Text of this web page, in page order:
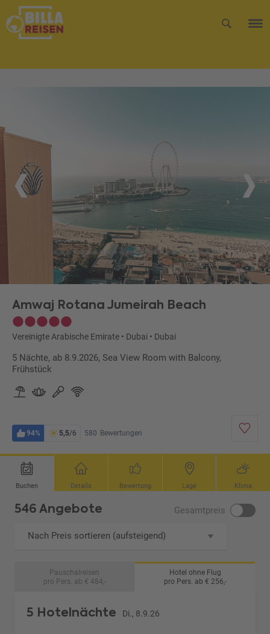
Amwaj Rotana Jumeirah Beach
Vereinigte Arabische Emirate • Dubai • Dubai
5 Nächte, ab 8.9.2026, Sea View Room with Balcony,
Frühstück
94% 5,5/6 580 Bewertungen
Buchen Details Bewertung Lage Klima
546 Angebote Gesamtpreis
Nach Preis sortieren (aufsteigend)
Pauschalreisen
pro Pers. ab € 484,-
Hotel ohne Flug
pro Pers. ab € 256,-
5 Hotelnächte Di., 8.9.26